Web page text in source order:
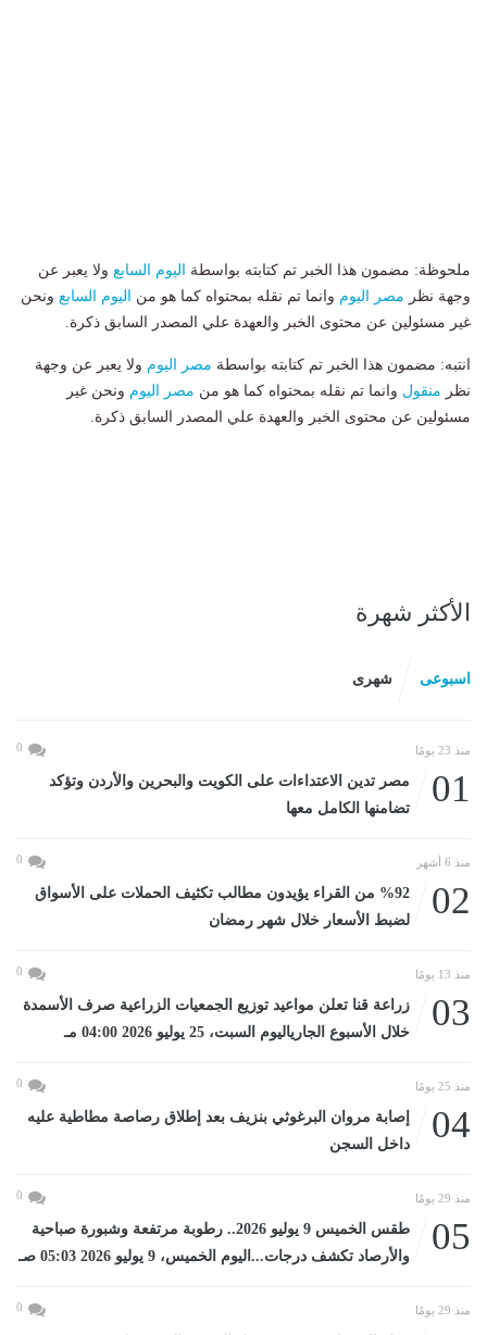
ملحوظة: مضمون هذا الخبر تم كتابته بواسطة اليوم السابع ولا يعبر عن
وجهة نظر مصر اليوم وانما تم نقله بمحتواه كما هو من اليوم السابع ونحن
غير مسئولين عن محتوى الخبر والعهدة علي المصدر السابق ذكرة.
انتبه: مضمون هذا الخبر تم كتابته بواسطة مصر اليوم ولا يعبر عن وجهة
نظر منقول وانما تم نقله بمحتواه كما هو من مصر اليوم ونحن غير
مسئولين عن محتوى الخبر والعهدة علي المصدر السابق ذكرة.
الأكثر شهرة
اسبوعى شهرى
منذ 23 يومًا 0
01
مصر تدين الاعتداءات على الكويت والبحرين والأردن وتؤكد
تضامنها الكامل معها
منذ 6 أشهر 0
02
%92 من القراء يؤيدون مطالب تكثيف الحملات على الأسواق
لضبط الأسعار خلال شهر رمضان
منذ 13 يومًا 0
03
زراعة قنا تعلن مواعيد توزيع الجمعيات الزراعية صرف الأسمدة
خلال الأسبوع الجارياليوم السبت، 25 يوليو 2026 04:00 مـ
منذ 25 يومًا 0
04
إصابة مروان البرغوثي بنزيف بعد إطلاق رصاصة مطاطية عليه
داخل السجن
منذ 29 يومًا 0
05
طقس الخميس 9 يوليو 2026.. رطوبة مرتفعة وشبورة صباحية
والأرصاد تكشف درجات...اليوم الخميس، 9 يوليو 2026 05:03 صـ
منذ 29 يومًا 0